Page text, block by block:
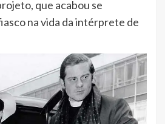
que acabou se
na vida da intérprete de